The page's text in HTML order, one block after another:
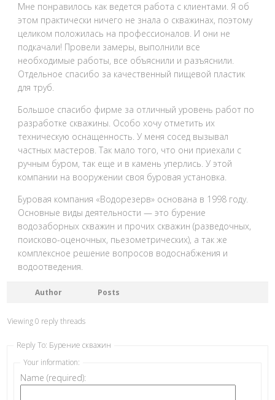
Мне понравилось как ведется работа с клиентами. Я об
этом практически ничего не знала о скважинах, поэтому
целиком положилась на профессионалов. И они не
подкачали! Провели замеры, выполнили все
необходимые работы, все объяснили и разъяснили.
Отдельное спасибо за качественный пищевой пластик
для труб.
Большое спасибо фирме за отличный уровень работ по
разработке скважины. Особо хочу отметить их
техническую оснащенность. У меня сосед вызывал
частных мастеров. Так мало того, что они приехали с
ручным буром, так еще и в камень уперлись. У этой
компании на вооружении своя буровая установка.
Буровая компания «Водорезерв» основана в 1998 году.
Основные виды деятельности — это бурение
водозаборных скважин и прочих скважин (разведочных,
поисково-оценочных, пьезометрических), а так же
комплексное решение вопросов водоснабжения и
водоотведения.
Author Posts
Viewing 0 reply threads
Reply To: Бурение скважин
Your information:
Name (required):